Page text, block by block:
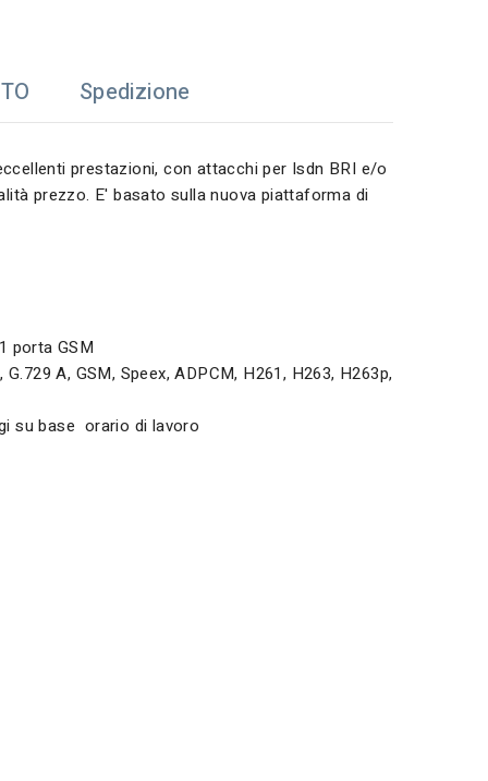
Spedizione
prestazioni, con attacchi per Isdn BRI e/o
prezzo. E' basato sulla nuova piattaforma di
porta GSM
A, GSM, Speex, ADPCM, H261, H263, H263p,
su base orario di lavoro